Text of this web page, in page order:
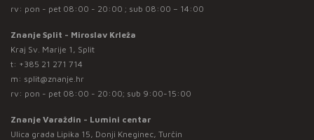
rv: pon - pet 08:00 - 20:00 ; sub 08:00 – 14:00
Znanje Split - Miroslav Krleža
Kraj Sv. Marije 1, Split
t: +385 21 271 714
m: split@znanje.hr
rv: pon - pet 08:00 - 20:00; sub 9:00-15:00
Znanje Varaždin - Lumini centar
Ulica grada Lipika 15, Donji Kneginec, Turčin